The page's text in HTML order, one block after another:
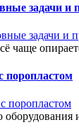
задачи и
чаще
поропластом